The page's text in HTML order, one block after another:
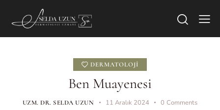
DERMATOLOJI
Ben Muayenesi
UZM. DR. SELDA UZUN 11 Aralık 2024 0 Comments